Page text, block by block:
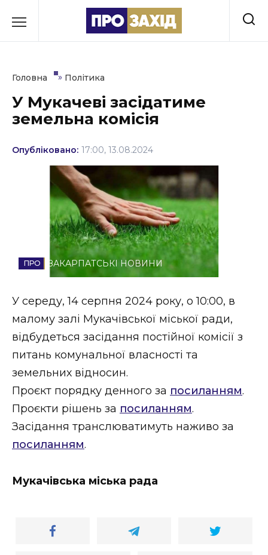
до
Культура
Освіта
Політика
Соціум
Спорт
Стиль життя
Втрачений Ужгород
Втрачений Ужгород (відеоверсія)
ЗАКАРПАТСЬКІ НОВИНИ
НОВИНИ ЗАХІДНОЇ УКРАЇНИ
ВІДЕО
Головна » Політика
У Мукачеві засідатиме
земельна комісія
Опубліковано: 17:00, 13.08.2024
ЗАКАРПАТСЬКІ НОВИНИ
У середу, 14 серпня 2024 року, о 10:00, в
малому залі Мукачівської міської ради,
відбудеться засідання постійної комісії з
питань комунальної власності та
земельних відносин.
Проєкт порядку денного за посиланням.
Проєкти рішень за посиланням.
Засідання транслюватимуть наживо за
посиланням.
Мукачівська міська рада